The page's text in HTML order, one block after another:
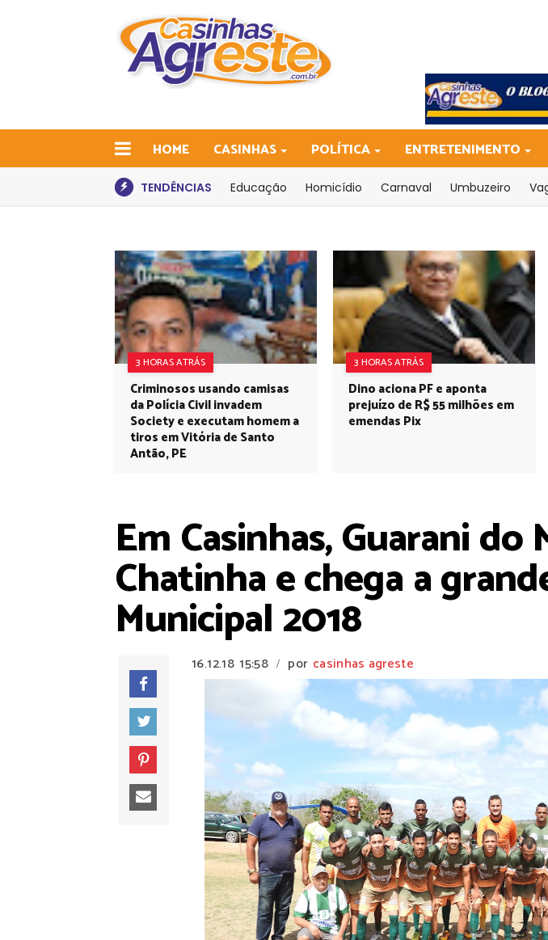
HOME CASINHAS POLÍTICA ENTRETENIMENTO
TENDÊNCIAS Educação Homicídio Carnaval Umbuzeiro
3 HORAS ATRÁS
Criminosos usando camisas
da Polícia Civil invadem
Society e executam homem a
tiros em Vitória de Santo
Antão, PE
3 HORAS ATRÁS
Dino aciona PF e aponta
prejuízo de R$ 55 milhões em
emendas Pix
Em Casinhas, Guarani
Chatinha e chega a
Municipal 2018
16.12.18 15:58 / por casinhas agreste